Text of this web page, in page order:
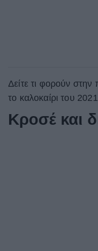
Δείτε τι φορούν στην
το καλοκαίρι του
Kροσέ και